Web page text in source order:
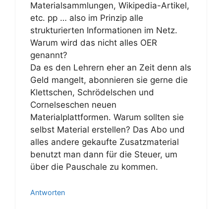
Materialsammlungen, Wikipedia-Artikel,
etc. pp … also im Prinzip alle
strukturierten Informationen im Netz.
Warum wird das nicht alles OER
genannt?
Da es den Lehrern eher an Zeit denn als
Geld mangelt, abonnieren sie gerne die
Klettschen, Schrödelschen und
Cornelseschen neuen
Materialplattformen. Warum sollten sie
selbst Material erstellen? Das Abo und
alles andere gekaufte Zusatzmaterial
benutzt man dann für die Steuer, um
über die Pauschale zu kommen.
Antworten